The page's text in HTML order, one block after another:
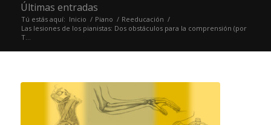
Últimas entradas
Tú estás aquí: Inicio / Piano / Reeducación /
Las lesiones de los pianistas: Dos obstáculos para la comprensión (por
T...